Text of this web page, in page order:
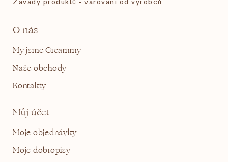
O nás
My jsme Creammy
Naše obchody
Kontakty
Můj účet
Moje objednávky
Moje dobropisy